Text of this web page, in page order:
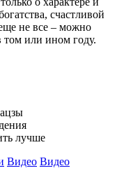
счастливой
не все – можно
том или ином году.
лучше
Видео Видео